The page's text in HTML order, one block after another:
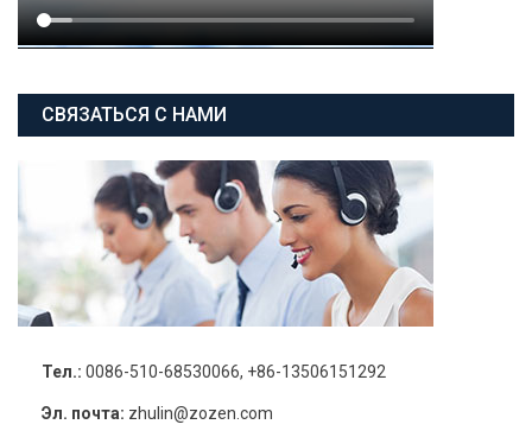
СВЯЗАТЬСЯ С НАМИ
Тел.: 0086-510-68530066, +86-13506151292
Эл. почта: zhulin@zozen.com